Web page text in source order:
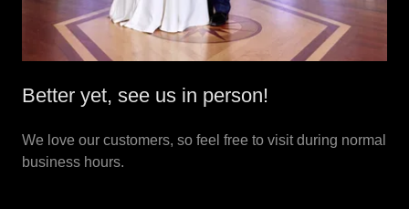
Better yet, see us in person!
We love our customers, so feel free to visit during normal
business hours.